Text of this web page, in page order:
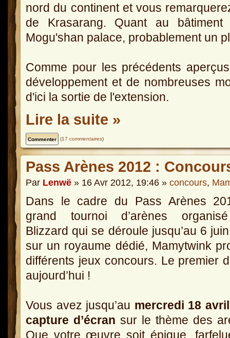
nord du continent et vous
de Krasarang. Quant au
Mogu'shan palace, probablement un
Comme pour les précédents
développement et de nombreuses
d'ici la sortie de l'extension.
Lire la suite »
(17 commentaires)
Pass Arènes 2012 :
Par Lenwë » 16 Avr 2012, 19:46 » concours,
Dans le cadre du Pass Arènes
grand tournoi d’arènes
Blizzard qui se déroule jusqu’au 6
sur un royaume dédié, Mamytwink
différents jeux concours. Le premier
aujourd’hui !
Vous avez jusqu’au mercredi 18 avril
capture d’écran sur le thème des
Que votre œuvre soit épique,